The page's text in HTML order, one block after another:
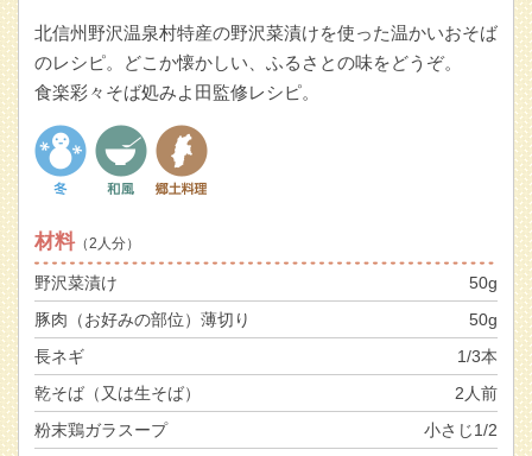
北信州野沢温泉村特産の野沢菜漬けを使った温かいおそば
のレシピ。どこか懐かしい、ふるさとの味をどうぞ。
食楽彩々そば処みよ田監修レシピ。
材料（2人分）
野沢菜漬け
50g
豚肉（お好みの部位）薄切り
50g
長ネギ
1/3本
乾そば（又は生そば）
2人前
粉末鶏ガラスープ
小さじ1/2